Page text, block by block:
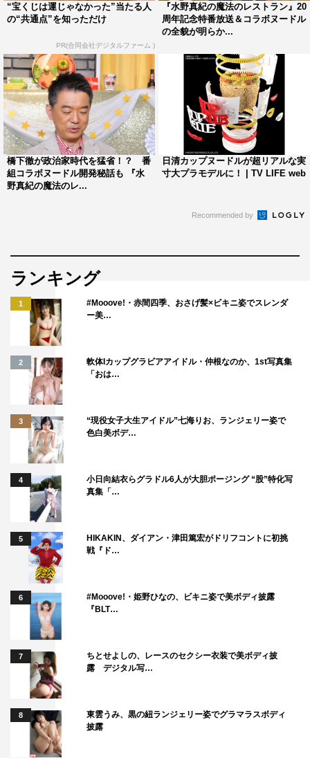
カップヌードルの49回目の誕生日の9月18日に発売された
「3分では作れない新商品とは？」というクイズをロザ
ン・宇治原史規に出題。答えは「原寸大のプラモデル」
で、ロゴのデザインからディテールまで本物のカップヌー
ドルそっくりで、また、カップの中も“謎肉”やエビ、麺ま
で細かく再現されており、日清食品の真骨頂ともいえるム
ダ技術満載の新商品に、スタジオメンバーから称賛の声が
上がる。
他にも、「Kiri」、カルビーの「ポテトチップス」、ブル
番組情報
『水野真紀の魔法のレストラン』
MBS
2020年9月23日（水）後7・00～8・00
©MBS
Aぇ! group
関西ジャニーズJr.
“宝くじは運じゃなかった”当たる人
の“共通点”を知っただけ
PR(合同会社デジタルファーム )
『水野真紀の魔法のレストラン』20
周年記念特番放送＆コラボヌードル
の全貌が明らか...
橋下徹が政治家時代を猛省！？ 番
組コラボヌードル開発秘話も 『水
野真紀の魔法のレ...
日清カップヌードルが超リアルな実
寸大プラモデルに！ | TV LIFE web
Recommended by
ランキング
1
#Mooove!・赤間四季、おさげ髪×ビキニ姿でスレンダ
ー美…
2
軟体Iカップグラビアアイドル・仲根なのか、1st写真集
「おは…
3
“現役女子大生アイドル”七海りお、ランジェリー姿で
色白美ボデ…
4
小日向結衣らグラドル6人が大胆ポージング “股”特化写
真集「…
5
HIKAKIN、ダイアン・津田篤宏がドリフコントに初挑
戦『ド…
6
#Mooove!・姫野ひなの、ビキニ姿で美ボディ披露
『BLT…
7
ちとせよしの、レースのセクシー衣装で美ボディ披
露 デジタル写…
8
東雲うみ、黒の紐ランジェリー姿でグラマラスボディ
披露